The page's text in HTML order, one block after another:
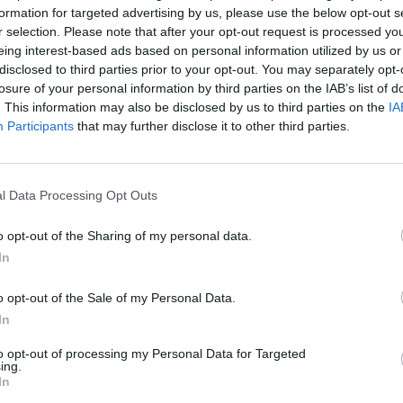
for targeted advertising by us, please use the below opt-out
selection. Please note that after your opt-out request is processed
interest-based ads based on personal information utilized by us
to third parties prior to your opt-out. You may separately
of your personal information by third parties on the IAB’s list of
This information may also be disclosed by us to third parties on the
Participants that may further disclose it to other third parties.
Data Processing Opt Outs
opt-out of the Sharing of my personal data.
opt-out of the Sale of my Personal Data.
opt-out of processing my Personal Data for Targeted
ajánlat hírére az ajánlati ár közelébe
Mivel a kurzus továbbra is a 8000 forintos
érdemes-e megvásárolni a részvényt, melyek
az, hogy erre csak 10 nap áll a felügyelet
legfeljebb 3 munkanapos határidő kitűzésével
portfolio.hu hírarchívumához tartozik, melynek olvasása